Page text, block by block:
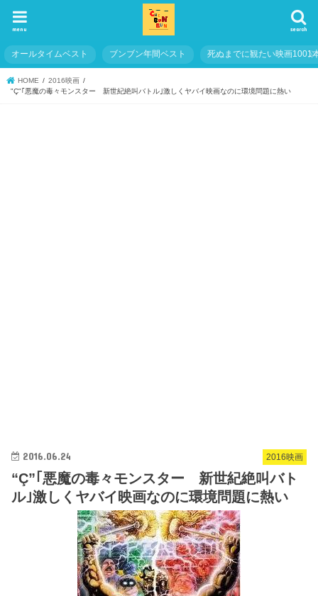
search
menu
オールタイムベスト ブンブン年間ベスト 死ぬまでに観たい映画1001
HOME
2016映画
"Ç"｢悪魔の毒々モンスター 新世紀絶叫バトル｣激しくヤバイ映画なのに環境問題に熱い
2016映画
2016.06.24
“Ç”｢悪魔の毒々モンスター 新世紀絶叫バト
ル｣激しくヤバイ映画なのに環境問題に熱い